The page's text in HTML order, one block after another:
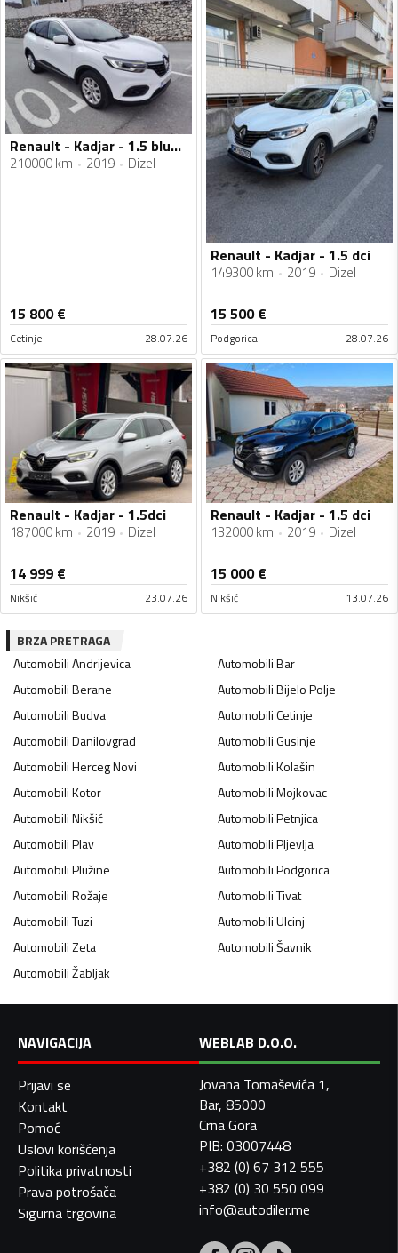
Renault - Kadjar - 1.5 blue dci
210000 km 2019 Dizel
15 800€
Cetinje 28.07.26
Renault - Kadjar - 1.5 dci
149300 km 2019 Dizel
15 500€
Podgorica 28.07.26
Renault - Kadjar - 1.5dci
187000 km 2019 Dizel
14 999 €
Nikšić 23.07.26
Renault - Kadjar - 1.5 dci
132000 km 2019 Dizel
15 000€
Nikšić 13.07.26
BRZA PRETRAGA
AutomobiliAndrijevica AutomobiliBar
AutomobiliBerane AutomobiliBijelo Polje
AutomobiliBudva AutomobiliCetinje
AutomobiliDanilovgrad AutomobiliGusinje
AutomobiliHerceg Novi AutomobiliKolašin
AutomobiliKotor AutomobiliMojkovac
AutomobiliNikšić AutomobiliPetnjica
AutomobiliPlav AutomobiliPljevlja
AutomobiliPlužine AutomobiliPodgorica
AutomobiliRožaje AutomobiliTivat
AutomobiliTuzi AutomobiliUlcinj
AutomobiliZeta AutomobiliŠavnik
AutomobiliŽabljak
NAVIGACIJA
Prijavi se
Kontakt
Pomoć
Uslovi korišćenja
Politika privatnosti
Prava potrošača
Sigurna trgovina
WEBLAB D.O.O.
Jovana Tomaševića 1,
Bar, 85000
Crna Gora
PIB: 03007448
+382 (0) 67 312 555
+382 (0) 30 550 099
info@autodiler.me